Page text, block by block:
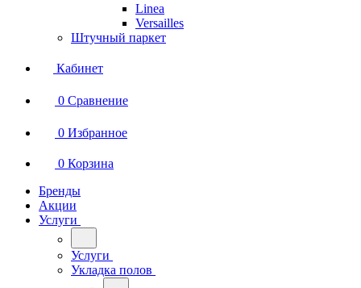
Linea
Versailles
Штучный паркет
Кабинет
0 Сравнение
0 Избранное
0 Корзина
Бренды
Акции
Услуги
Услуги
Укладка полов